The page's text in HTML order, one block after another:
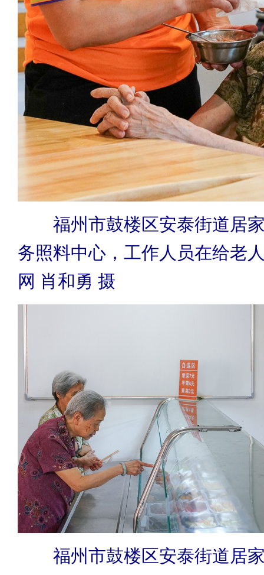
福州市鼓楼区安泰街道居
务照料中心，工作人员在给老
网 肖和勇 摄
福州市鼓楼区安泰街道居家